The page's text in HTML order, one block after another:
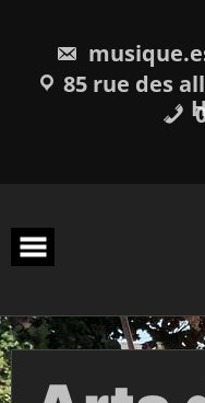
85 rue des